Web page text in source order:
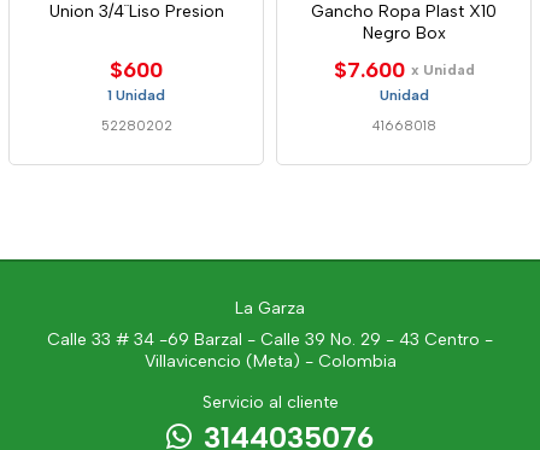
Union 3/4¨Liso Presion
$600
1 Unidad
52280202
Gancho Ropa Plast X10
Negro Box
$7.600 x Unidad
Unidad
41668018
La Garza
Calle 33 # 34 -69 Barzal - Calle 39 No. 29 - 43 Centro -
Villavicencio (Meta) - Colombia
Servicio al cliente
3144035076